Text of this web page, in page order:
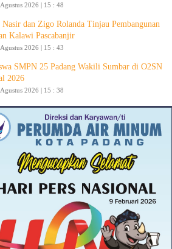
2026 | 15 : 48
Nasir dan Zigo Rolanda Tinjau Pembangunan
Kalawi Pascabanjir
2026 | 15 : 43
SMPN 25 Padang Wakili Sumbar di O2SN
2026
2026 | 15 : 38